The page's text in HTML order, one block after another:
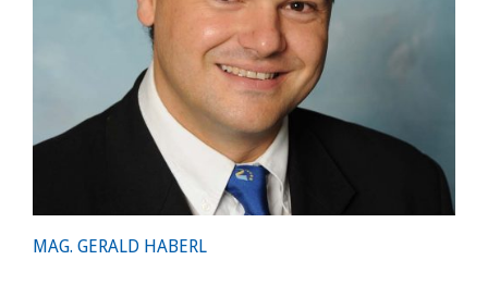
MAG. GERALD HABERL